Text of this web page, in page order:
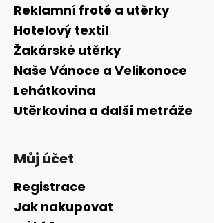
Reklamní froté a utěrky
Hotelový textil
Žakárské utěrky
Naše Vánoce a Velikonoce
Lehátkovina
Utěrkovina a další metráže
Můj účet
Registrace
Jak nakupovat